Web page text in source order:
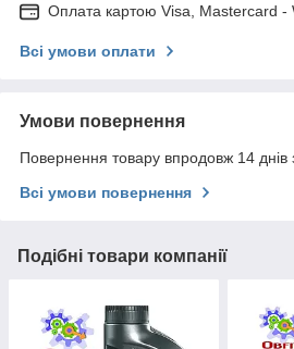
Оплата картою Visa, Mastercard -
Всі умови оплати
Умови повернення
Повернення товару впродовж 14 днів
Всі умови повернення
Подібні товари компанії